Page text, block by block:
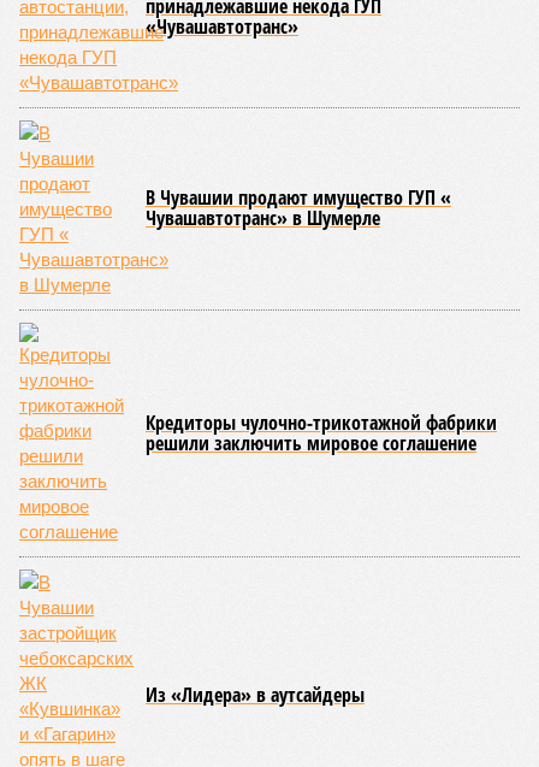
Среди наиболее часто встречающихся нарушений
оказались следующие: ненадлежащее содержание
территории и несоблюдение санитарно-гигиенических норм
на ней; нарушения в процессе организации питания детей и
при обеспечении питьевого режима; а также
несвоевременное или неполное проведение медицинских
осмотров сотрудников лагерей.
Особый контроль был направлен на персонал,
работающий на пищеблоках. В ходе этих проверок у 20
человек были обнаружены возбудители инфекций –
указанные сотрудники были незамедлительно отстранены
от выполнения своих обязанностей и направлены на
лечение.
Представители ведомства отметили, что оперативное
принятие указанных мер позволило избежать
возникновения массовых инфекционных заболеваний
среди детей, находившихся в оздоровительных
учреждениях.
Помимо этого, специалистами проводился лабораторный
контроль качества воды и готовой продукции: из всех
отобранных проб воды в двух случаях (что составило
1,9%) были зафиксированы отклонения по
микробиологическим показателям; также одно готовое
блюдо не соответствовало установленным нормам по
показателю калорийности.
Все лагеря перед началом работы смен прошли